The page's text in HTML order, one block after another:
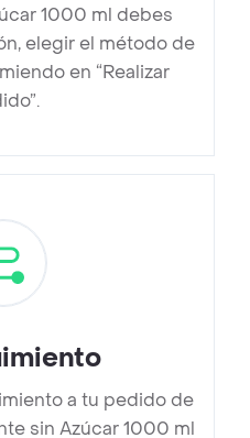
1000 ml debes
elegir el método de
en “Realizar
a tu pedido de
sin Azúcar 1000 ml